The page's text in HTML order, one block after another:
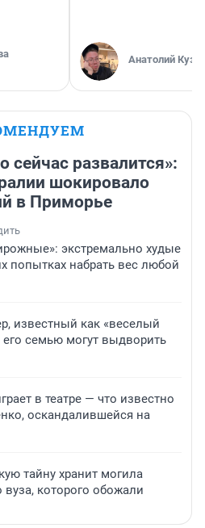
Анатолий
сейчас развалится»:
шокировало
в Приморье
экстремально худые
попытках набрать вес любой
известный как «веселый
семью могут выдворить
в театре — что известно
оскандалившейся на
тайну хранит могила
которого обожали